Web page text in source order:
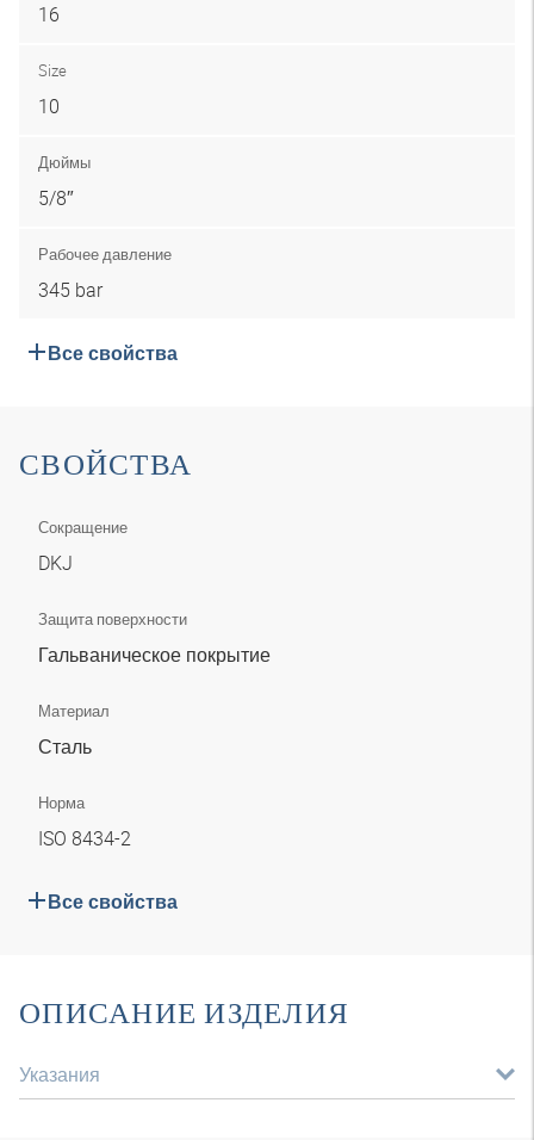
16
Size
10
Дюймы
5/8″
Рабочее давление
345 bar
Все свойства
СВОЙСТВА
Сокращение
DKJ
Защита поверхности
Гальваническое покрытие
Материал
Сталь
Норма
ISO 8434-2
Все свойства
ОПИСАНИЕ ИЗДЕЛИЯ
Указания